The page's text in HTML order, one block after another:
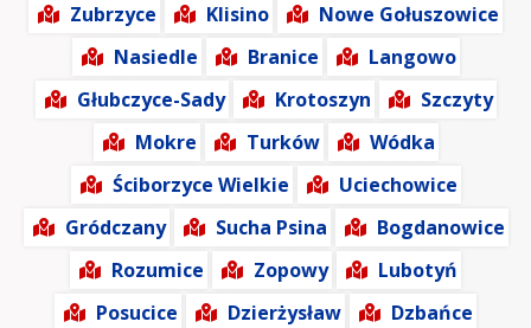
Zubrzyce
Klisino
Nowe Gołuszowice
Nasiedle
Branice
Langowo
Głubczyce-Sady
Krotoszyn
Szczyty
Mokre
Turków
Wódka
Ściborzyce Wielkie
Uciechowice
Gródczany
Sucha Psina
Bogdanowice
Rozumice
Zopowy
Lubotyń
Posucice
Dzierżysław
Dzbańce